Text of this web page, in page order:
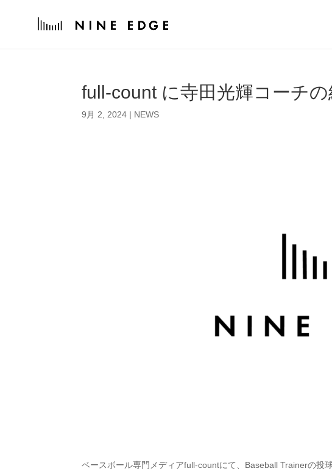
full-count に寺田光輝コーチ
9月 2, 2024 | NEWS
ベースボール専門メディアfull-countにて、Baseball Trainerの投